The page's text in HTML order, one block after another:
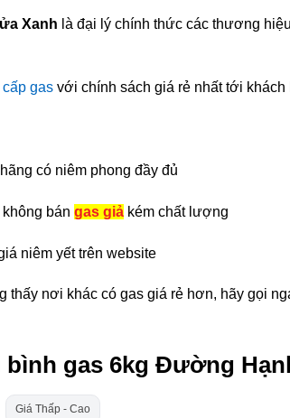
Xanh là đại lý chính thức các thương
gas với chính sách giá rẻ nhất tới khách
có niêm phong đầy đủ
không bángas giả kém chất lượng
niêm yết trên website
thấy nơi khác có gas giá rẻ hơn, hãy gọi
gas 6kg Đường
Giá Thấp - Cao